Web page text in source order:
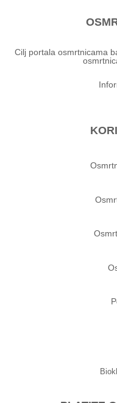
Cilj portala osmrtnicama